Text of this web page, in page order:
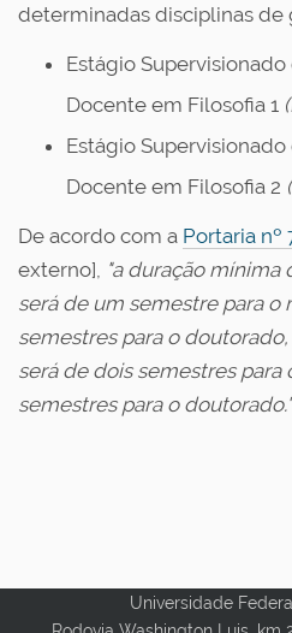
determinadas disciplinas de
Estágio
Docente em Filosofia 1
Estágio
Docente em Filosofia 2
De acordo com a Portaria nº
externo], "a duração mínima
será de um semestre para o
semestres para o
será de dois semestres para
semestres para o doutorado."
Universidade